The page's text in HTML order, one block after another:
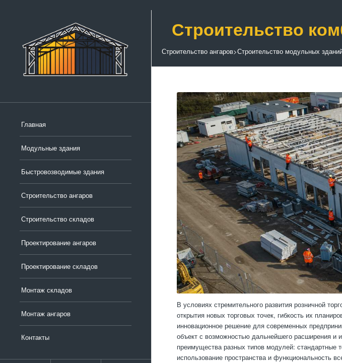
Главная
Модульные здания
Быстровозводимые здания
Строительство ангаров
Строительство складов
Проектирование ангаров
Проектирование складов
Монтаж складов
Монтаж ангаров
Контакты
Строительство
Строительство ангаров>Строительство модульных
В условиях стремительного развития розничной
открытия новых торговых точек, гибкость их
инновационное решение для современных
объект с возможностью дальнейшего расширения и
преимущества разных типов модулей: стандартные
использование пространства и функциональность